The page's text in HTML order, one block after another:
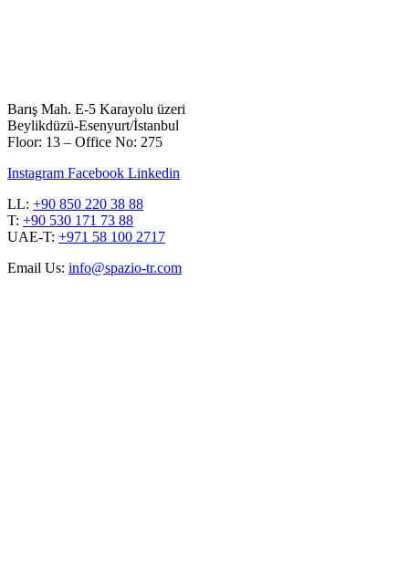
Barış Mah. E-5 Karayolu üzeri
Beylikdüzü-Esenyurt/İstanbul
Floor: 13 – Office No: 275
Instagram Facebook Linkedin
LL: +90 850 220 38 88
T: +90 530 171 73 88
UAE-T: +971 58 100 2717
Email Us: info@spazio-tr.com